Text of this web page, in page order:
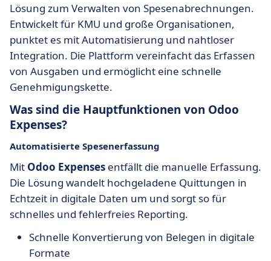
Lösung zum Verwalten von Spesenabrechnungen.
Entwickelt für KMU und große Organisationen,
punktet es mit Automatisierung und nahtloser
Integration. Die Plattform vereinfacht das Erfassen
von Ausgaben und ermöglicht eine schnelle
Genehmigungskette.
Was sind die Hauptfunktionen von Odoo
Expenses?
Automatisierte Spesenerfassung
Mit Odoo Expenses entfällt die manuelle Erfassung.
Die Lösung wandelt hochgeladene Quittungen in
Echtzeit in digitale Daten um und sorgt so für
schnelles und fehlerfreies Reporting.
Schnelle Konvertierung von Belegen in digitale
Formate